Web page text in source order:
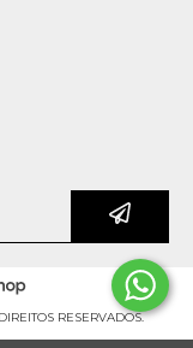
RESERVADOS.